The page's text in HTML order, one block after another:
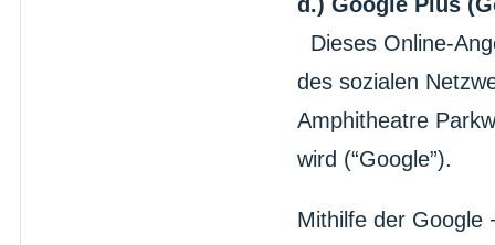
Dieses Online-
des sozialen
Amphitheatre
wird (“Google”).
Mithilfe der Google